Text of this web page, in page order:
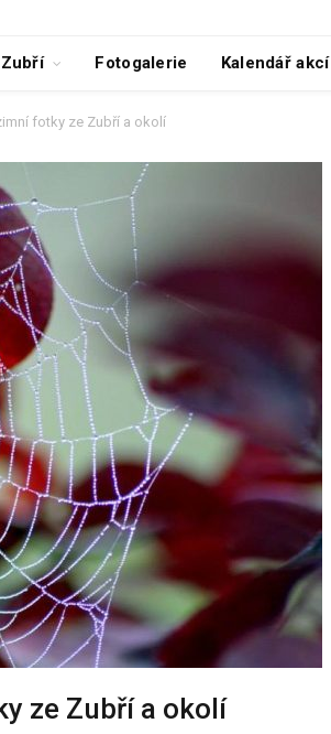
Fotogalerie Kalendář akcí
fotky ze Zubří a okolí
ze Zubří a okolí